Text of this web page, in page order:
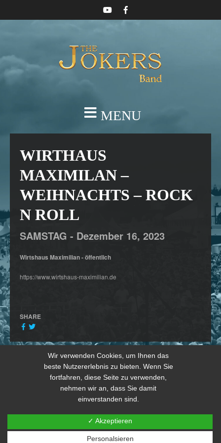
MENU
WIRTHAUS
MAXIMILAN –
WEIHNACHTS – ROCK
N ROLL
SAMSTAG - Dezember 16, 2023
Wirtshaus Maximilian - öffentlich
https://www.wirtshaus-maximilian.de
SHARE
Wir verwenden Cookies, um Ihnen das
beste Nutzererlebnis zu bieten. Wenn Sie
fortfahren, diese Seite zu verwenden,
nehmen wir an, dass Sie damit
einverstanden sind.
✓ Akzeptieren
Personalsieren